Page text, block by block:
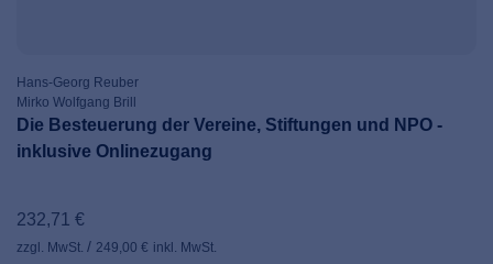
Hans-Georg Reuber
Mirko Wolfgang Brill
Die Besteuerung der Vereine, Stiftungen und NPO -
inklusive Onlinezugang
232,71 €
zzgl. MwSt. 249,00 € inkl. MwSt.